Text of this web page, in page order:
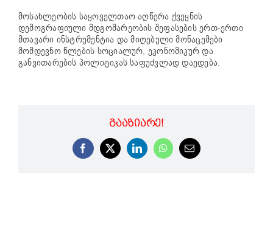
მოსახლეობის საყოველთაო აღწერა ქვეყნის
დემოგრაფიული მდგომარეობის შეფასების ერთ-ერთი
მთავარი ინსტრუმენტია და მიღებული მონაცემები
მომდევნო წლების სოციალურ, ეკონომიკურ და
განვითარების პოლიტიკას საფუძვლად დაედება.
ᲒᲐᲐᲖᲘᲐᲠᲔ!
Facebook
X LinkedInWhatsApp
Email